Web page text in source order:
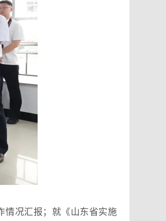
情况汇报；就《山东省实施